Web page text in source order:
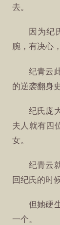
去。
因为纪
腕，有决心
纪青云
的逆袭翻身史
纪氏庞
夫人就有四
女。
纪青云
回纪氏的时
但她硬
一个。